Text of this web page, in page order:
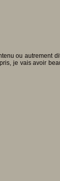
ou autrement
je vais avoir